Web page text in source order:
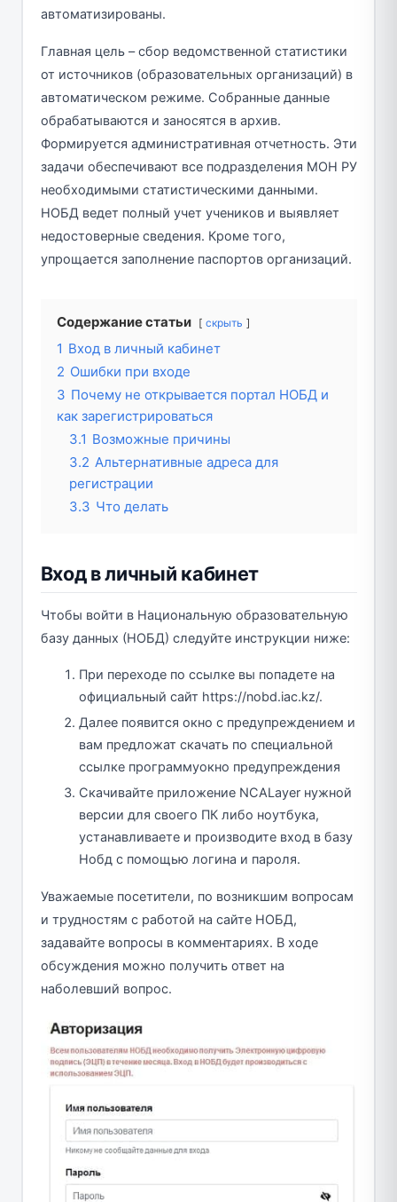
автоматизированы.
Главная цель – сбор ведомственной статистики
от источников (образовательных организаций) в
автоматическом режиме. Собранные данные
обрабатываются и заносятся в архив.
Формируется административная отчетность. Эти
задачи обеспечивают все подразделения МОН РУ
необходимыми статистическими данными.
НОБД ведет полный учет учеников и выявляет
недостоверные сведения. Кроме того,
упрощается заполнение паспортов организаций.
Содержание статьи скрыть
1 Вход в личный кабинет
2 Ошибки при входе
3 Почему не открывается портал НОБД и
как зарегистрироваться
3.1 Возможные причины
3.2 Альтернативные адреса для
регистрации
3.3 Что делать
Вход в личный кабинет
Чтобы войти в Национальную образовательную
базу данных (НОБД) следуйте инструкции ниже:
При переходе по ссылке вы попадете на
официальный сайт https://nobd.iac.kz/.
Далее появится окно с предупреждением и
вам предложат скачать по специальной
ссылке программуокно предупреждения
Скачивайте приложение NCALayer нужной
версии для своего ПК либо ноутбука,
устанавливаете и производите вход в базу
Нобд с помощью логина и пароля.
Уважаемые посетители, по возникшим вопросам
и трудностям с работой на сайте НОБД,
задавайте вопросы в комментариях. В ходе
обсуждения можно получить ответ на
наболевший вопрос.